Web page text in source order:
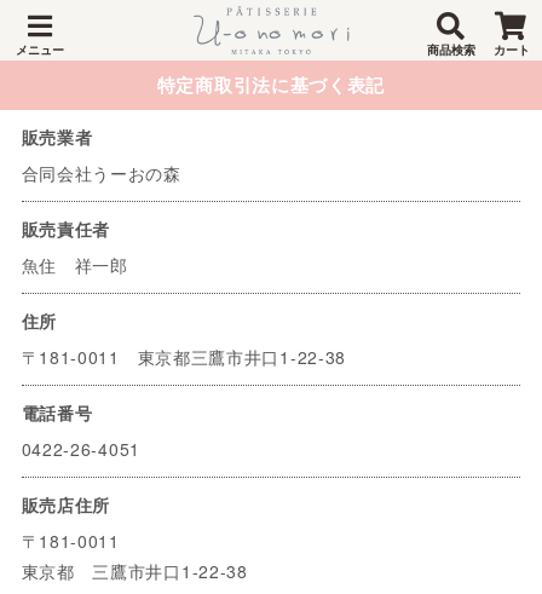
メニュー 商品検索 カート
特定商取引法に基づく表記
販売業者
合同会社うーおの森
販売責任者
魚住 祥一郎
住所
〒181-0011 東京都三鷹市井口1-22-38
電話番号
0422-26-4051
販売店住所
〒181-0011
東京都 三鷹市井口1-22-38